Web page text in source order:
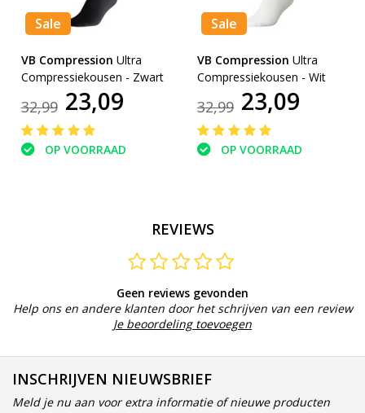
Sale
VB Compression Ultra
Compressiekousen - Zwart
32,99 23,09
OP VOORRAAD
Sale
VB Compression Ultra
Compressiekousen - Wit
32,99 23,09
OP VOORRAAD
REVIEWS
Geen reviews gevonden
Help ons en andere klanten door het schrijven van een review
Je beoordeling toevoegen
INSCHRIJVEN NIEUWSBRIEF
Meld je nu aan voor extra informatie of nieuwe producten